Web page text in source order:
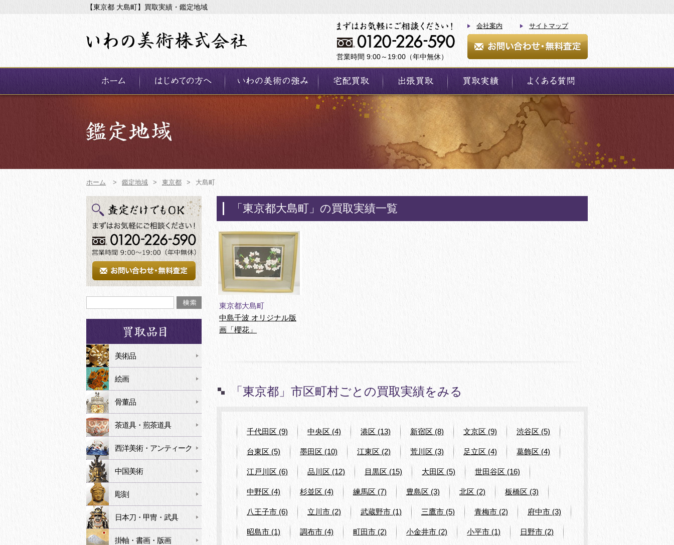
【東京都 大島町】買取実績・鑑定地域
営業時間 9:00～19:00（年中無休）
会社案内 サイトマップ
ホーム > 鑑定地域 > 東京都 > 大島町
「東京都大島町」の買取実績一覧
東京都大島町
中島千波 オリジナル版
画「櫻花」
「東京都」市区町村ごとの買取実績をみる
千代田区 (9) 中央区 (4) 港区 (13) 新宿区 (8) 文京区 (9) 渋谷区 (5)
台東区 (5) 墨田区 (10) 江東区 (2) 荒川区 (3) 足立区 (4) 葛飾区 (4)
江戸川区 (6) 品川区 (12) 目黒区 (15) 大田区 (5) 世田谷区 (16)
中野区 (4) 杉並区 (4) 練馬区 (7) 豊島区 (3) 北区 (2) 板橋区 (3)
八王子市 (6) 立川市 (2) 武蔵野市 (1) 三鷹市 (5) 青梅市 (2) 府中市 (3)
昭島市 (1) 調布市 (4) 町田市 (2) 小金井市 (2) 小平市 (1) 日野市 (2)
美術品
絵画
骨董品
茶道具・煎茶道具
西洋美術・アンティーク
中国美術
彫刻
日本刀・甲冑・武具
掛軸・書画・版画